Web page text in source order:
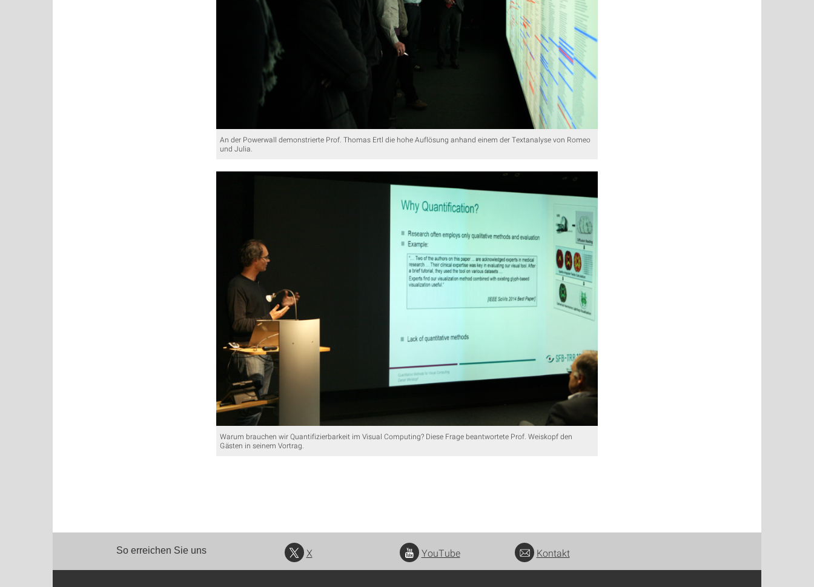
An der Powerwall demonstrierte Prof. Thomas Ertl die hohe Auflösung anhand einem der Textanalyse von Romeo
und Julia.
Warum brauchen wir Quantifizierbarkeit im Visual Computing? Diese Frage beantwortete Prof. Weiskopf den
Gästen in seinem Vortrag.
So erreichen Sie uns X YouTube Kontakt